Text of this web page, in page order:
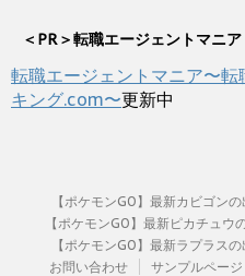
＜PR＞転職エージェントマニア
転職エージェントマニア〜
キング.com〜更新中
【ポケモンGO】最新カビゴン
【ポケモンGO】最新ピカチュウ
【ポケモンGO】最新ラプラス
お問い合わせ
サンプルページ